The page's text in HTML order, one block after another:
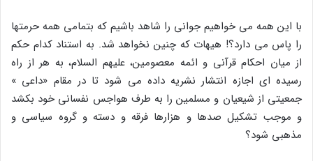
با این همه مى خواهیم جوانى را شاهد باشیم که بتمامى همه حرمتها
را پاس مى دارد؟! هیهات که چنین نخواهد شد. به استناد کدام حکم
از میان احکام قرآنى و ائمه معصومین، علیهم السلام، به هر از راه
رسیده اى اجازه انتشار نشریه داده مى شود تا در مقام «داعى »
جمعیتى از شیعیان و مسلمین را به طرف هواجس نفسانى خود بکشد
و موجب تشکیل صدها و هزارها فرقه و دسته و گروه سیاسى و
مذهبى شود؟